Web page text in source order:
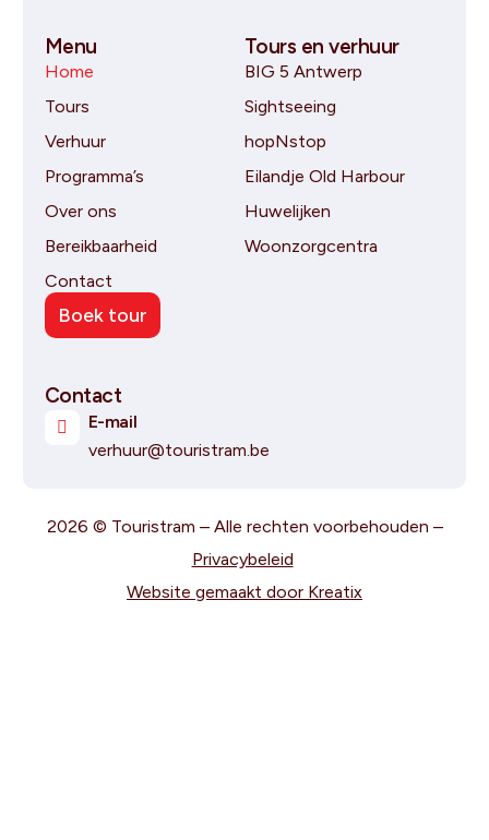
Menu
Home
Tours
Verhuur
Programma’s
Over ons
Bereikbaarheid
Contact
Boek tour
Tours en verhuur
BIG 5 Antwerp
Sightseeing
hopNstop
Eilandje Old Harbour
Huwelijken
Woonzorgcentra
Contact
E-mail
verhuur@touristram.be
2026 © Touristram – Alle rechten voorbehouden –
Privacybeleid
Website gemaakt door Kreatix